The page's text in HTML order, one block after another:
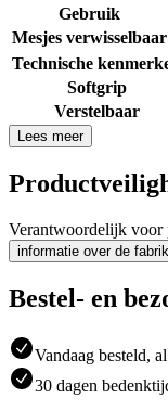
Gebruik
Mesjes verwisselbaar
Technische
Softgrip
Verstelbaar
Lees meer
Verantwoordelijk voor
informatie over de
Bestel- en
Vandaag besteld,
30 dagen